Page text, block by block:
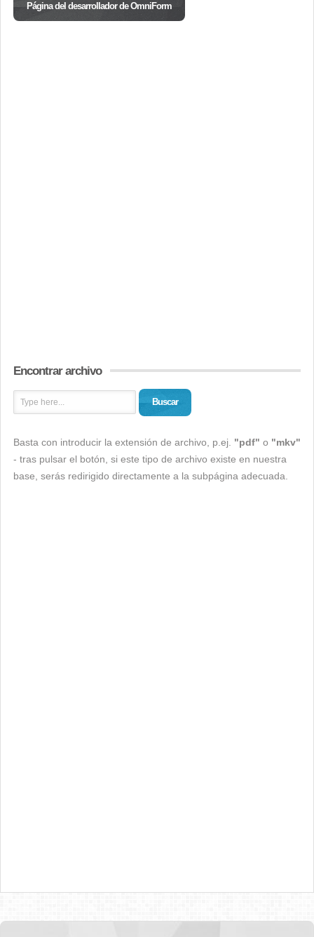
Página del desarrollador de OmniForm
Encontrar archivo
Buscar
Basta con introducir la extensión de archivo, p.ej. "pdf" o "mkv"
- tras pulsar el botón, si este tipo de archivo existe en nuestra
base, serás redirigido directamente a la subpágina adecuada.